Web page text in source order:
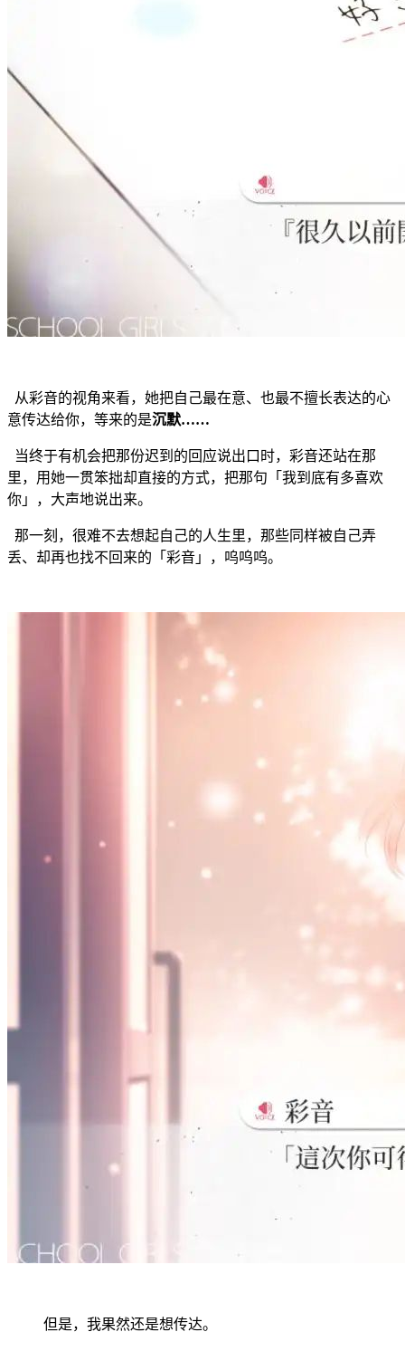
从彩音的视角来看，她把自己最在意、也最不擅长表达的心
意传达给你，等来的是沉默……
当终于有机会把那份迟到的回应说出口时，彩音还站在那
里，用她一贯笨拙却直接的方式，把那句「我到底有多喜欢
你」，大声地说出来。
那一刻，很难不去想起自己的人生里，那些同样被自己弄
丢、却再也找不回来的「彩音」，呜呜呜。
但是，我果然还是想传达。